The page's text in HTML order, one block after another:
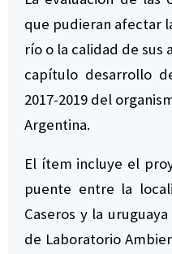
que pudieran afectar
río o la calidad de sus
capítulo desarrollo
2017-2019 del
Argentina.
El ítem incluye el
puente entre la
Caseros y la
de Laboratorio